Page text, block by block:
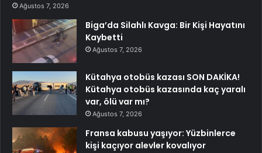
Ağustos 7, 2026
Biga’da Silahlı Kavga: Bir Kişi Hayatını
Kaybetti
Ağustos 7, 2026
Kütahya otobüs kazası SON DAKİKA!
Kütahya otobüs kazasında kaç yaralı
var, ölü var mı?
Ağustos 7, 2026
Fransa kabusu yaşıyor: Yüzbinlerce
kişi kaçıyor alevler kovalıyor